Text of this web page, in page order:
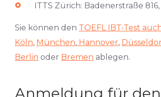
ITTS Zürich: Badenerstraße
Sie können den TOEFL IBT-Test
Köln, München, Hannover,
Berlin oder Bremen ablegen.
Anmeldung für den